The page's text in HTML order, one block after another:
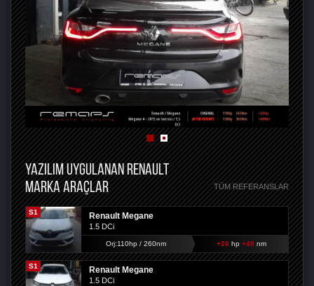
YAZILIM UYGULANAN RENAULT
MARKA ARAÇLAR
TÜM REFERANSLAR
S1 Renault Megane
1.5 DCi
Orj:110hp / 260nm +20 hp +40 nm
S1 Renault Megane
1.5 DCi